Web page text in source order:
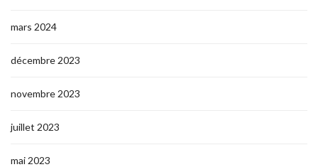
mars 2024
décembre 2023
novembre 2023
juillet 2023
mai 2023